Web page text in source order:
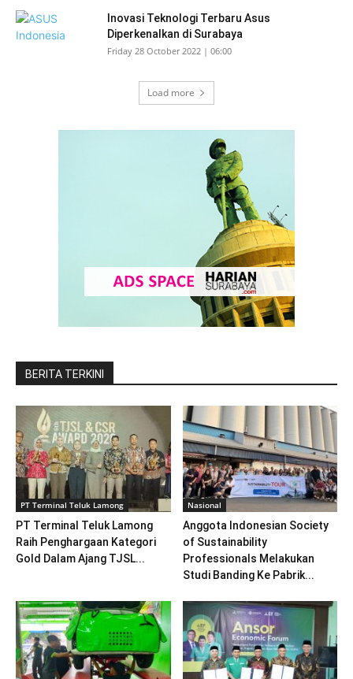
Inovasi Teknologi Terbaru Asus
Diperkenalkan di Surabaya
Friday 28 October 2022 | 06:00
Load more
BERITA TERKINI
PT Terminal Teluk Lamong
PT Terminal Teluk Lamong
Raih Penghargaan Kategori
Gold Dalam Ajang TJSL...
Nasional
Anggota Indonesian Society
of Sustainability
Professionals Melakukan
Studi Banding Ke Pabrik...